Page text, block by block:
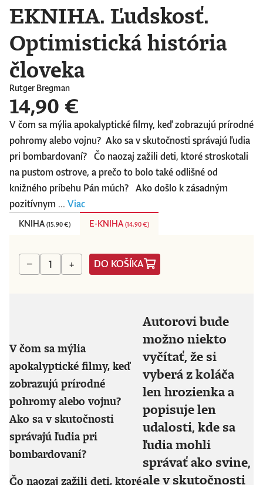
EKNIHA. Ľudskosť.
Optimistická história
človeka
Rutger Bregman
14,90 €
V čom sa mýlia apokalyptické filmy, keď zobrazujú prírodné
pohromy alebo vojnu? Ako sa v skutočnosti správajú ľudia
pri bombardovaní? Čo naozaj zažili deti, ktoré stroskotali
na pustom ostrove, a prečo to bolo také odlišné od
knižného príbehu Pán múch? Ako došlo k zásadným
pozitívnym ... Viac
KNIHA (15,90 €) E-KNIHA (14,90 €)
− + DO KOŠÍKA
V čom sa mýlia
apokalyptické filmy, keď
zobrazujú prírodné
pohromy alebo vojnu?
Ako sa v skutočnosti
správajú ľudia pri
bombardovaní?
Čo naozaj zažili deti, ktoré
Autorovi bude
možno niekto
vyčítať, že si
vyberá z koláča
len hrozienka a
popisuje len
udalosti, kde sa
ľudia mohli
správať ako svine,
ale v skutočnosti